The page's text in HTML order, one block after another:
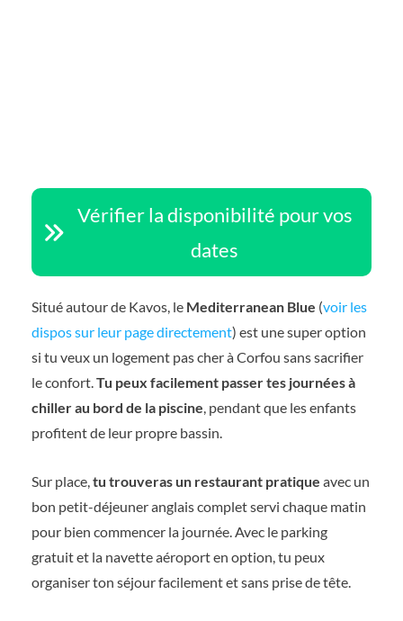
Vérifier la disponibilité pour vos
dates
Situé autour de Kavos, le Mediterranean Blue (voir les
dispos sur leur page directement) est une super option
si tu veux un logement pas cher à Corfou sans sacrifier
le confort.Tu peux facilement passer tes journées à
chiller au bord de la piscine, pendant que les enfants
profitent de leur propre bassin.
Sur place,tu trouveras un restaurant pratique avec un
bon petit-déjeuner anglais complet servi chaque matin
pour bien commencer la journée. Avec le parking
gratuit et la navette aéroport en option, tu peux
organiser ton séjour facilement et sans prise de tête.